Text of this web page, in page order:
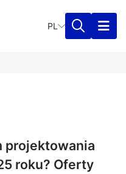
PL
projektowania
roku? Oferty